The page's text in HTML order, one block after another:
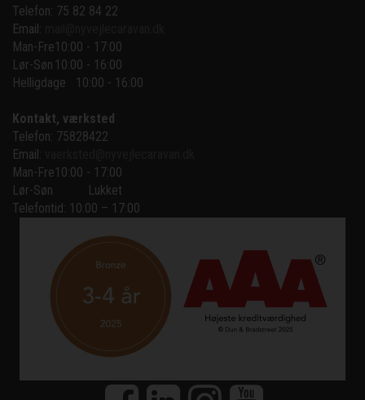
Telefon: 75 82 84 22
Email:
Man-Fre10:00 - 17:00
Lør-Søn 10:00 - 16:00
Helligdage   10:00 - 16:00
Kontakt, værksted
Telefon: 75828422
Email:
Man-Fre10:00 - 17:00
Lør-Søn
Lukket
Telefontid: 10:00 – 17:00